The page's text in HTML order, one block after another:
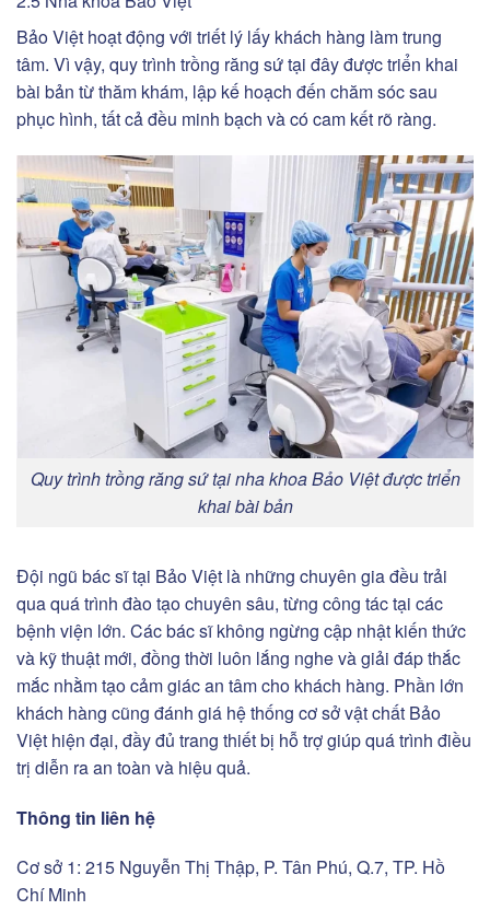
Bảo Việt hoạt động với triết lý lấy khách hàng làm trung
tâm. Vì vậy, quy trình trồng răng sứ tại đây được triển khai
bài bản từ thăm khám, lập kế hoạch đến chăm sóc sau
phục hình, tất cả đều minh bạch và có cam kết rõ ràng.
Quy trình trồng răng sứ tại nha khoa Bảo Việt được triển
khai bài bản
Đội ngũ bác sĩ tại Bảo Việt là những chuyên gia đều trải
qua quá trình đào tạo chuyên sâu, từng công tác tại các
bệnh viện lớn. Các bác sĩ không ngừng cập nhật kiến thức
và kỹ thuật mới, đồng thời luôn lắng nghe và giải đáp thắc
mắc nhằm tạo cảm giác an tâm cho khách hàng. Phần lớn
khách hàng cũng đánh giá hệ thống cơ sở vật chất Bảo
Việt hiện đại, đầy đủ trang thiết bị hỗ trợ giúp quá trình điều
trị diễn ra an toàn và hiệu quả.
Thông tin liên hệ
Cơ sở 1: 215 Nguyễn Thị Thập, P. Tân Phú, Q.7, TP. Hồ
Chí Minh